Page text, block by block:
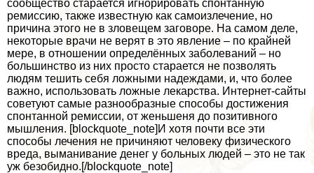
сообщество старается игнорировать спонтанную
ремиссию, также известную как самоизлечение, но
причина этого не в зловещем заговоре. На самом деле,
некоторые врачи не верят в это явление – по крайней
мере, в отношении определённых заболеваний – но
большинство из них просто старается не позволять
людям тешить себя ложными надеждами, и, что более
важно, использовать ложные лекарства. Интернет-сайты
советуют самые разнообразные способы достижения
спонтанной ремиссии, от женьшеня до позитивного
мышления. [blockquote_note]И хотя почти все эти
способы лечения не причиняют человеку физического
вреда, выманивание денег у больных людей – это не так
уж безобидно.[/blockquote_note]